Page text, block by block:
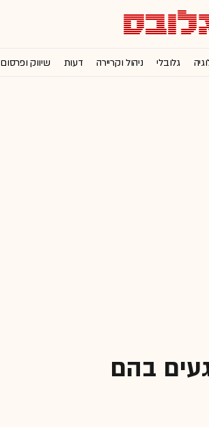
גלובלי ניהול וקריירה דעות שיווק ופרסום
בהם